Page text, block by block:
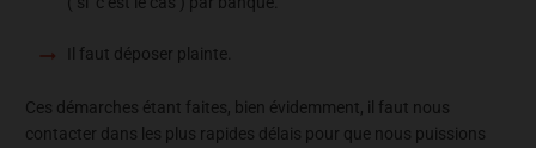
Il faut déposer plainte.
Ces démarches étant faites, bien évidemment, il faut nous
contacter dans les plus rapides délais pour que nous puissions